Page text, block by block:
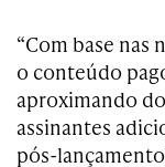
“Com base nas
o conteúdo
aproximando
assinantes
pós-